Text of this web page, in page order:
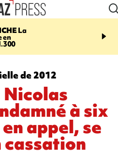
La
en
08:37
braderie de l'océan
de 2012
à six
appel, se